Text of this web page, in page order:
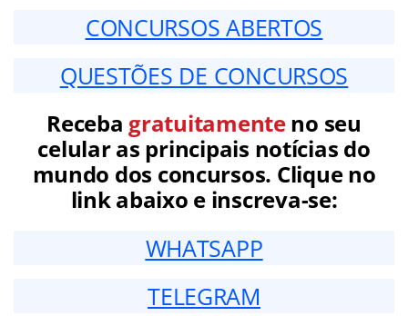
CONCURSOS ABERTOS
QUESTÕES DE CONCURSOS
Receba gratuitamenteno seu
celular as principais notícias do
mundo dos concursos. Clique no
link abaixo e inscreva-se:
WHATSAPP
TELEGRAM